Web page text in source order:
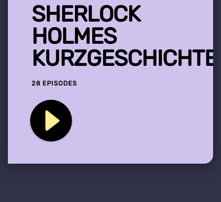
SHERLOCK
HOLMES
28 EPISODES